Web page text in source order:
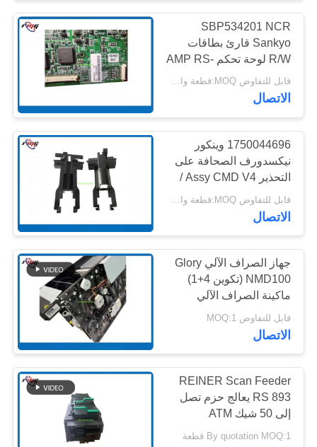
قطع غيار أجهزة
الصراف الآلي ديبولد
1125
هيتاشي أجزاء أجهزة
الصراف الآلي
285
ماكينة الصراف الآلي
38
SBP534201 NCR
Sankyo قارئ بطاقات
R/W لوحة تحكم AMP RS-
232 قطع غيار ماكينات
الصراف الآلي NCR
قابل للتفاوض MOQ:قطعة واحدة
الاتصال
1750044696 وينكور
نيكسدورف الصحافة على
التحذير Assy CMD V4 /
الصحافة على التحذير Assd
ل V وحدة 01750044696
الاتصال
جهاز الصراف الآلي Glory
NMD100 (تكوين 4+1)
ماكينة الصراف الآلي
قابل للتفاوض MOQ:1
الاتصال
REINER Scan Feeder
RS 893 يعالج حزم تصل
إلى 50 شيك ATM
Scanner Module قطع
By quotation MOQ:1 قطعة